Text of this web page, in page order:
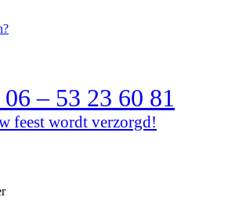
– 53 23 60 81
feest wordt verzorgd!